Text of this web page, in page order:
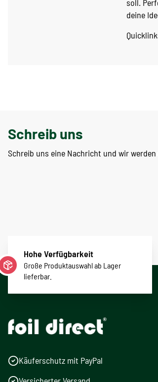
soll.
deine
Schreib uns
Schreib uns eine Nachricht und wir
Hohe Verfügbarkeit
Große Produktauswahl ab Lager
lieferbar.
Käuferschutz mit PayPal